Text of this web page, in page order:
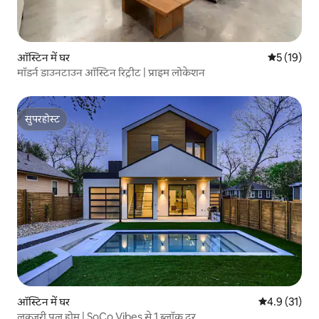
ऑस्टिन में घर औसत रेटिंग
5 (19)
मॉडर्न डाउनटाउन ऑस्टिन रिट्रीट | प्राइम लोकेशन
सुपरहोस्ट
सुपरहोस्ट
ऑस्टिन में घर औसत रेटिंग 5
4.9 (31)